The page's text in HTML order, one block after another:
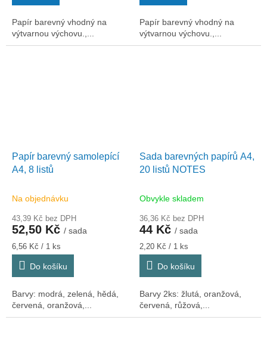
Papír barevný vhodný na
výtvarnou výchovu.,...
Papír barevný vhodný na
výtvarnou výchovu.,...
Papír barevný samolepící
A4, 8 listů
Na objednávku
43,39 Kč bez DPH
52,50 Kč / sada
Měrná
cena:
6,56 Kč / 1 ks
Do košíku
Barvy: modrá, zelená, hědá,
červená, oranžová,...
Sada barevných papírů A4,
20 listů NOTES
Obvykle skladem
36,36 Kč bez DPH
44 Kč / sada
Měrná
cena:
2,20 Kč / 1 ks
Do košíku
Barvy 2ks: žlutá, oranžová,
červená, růžová,...